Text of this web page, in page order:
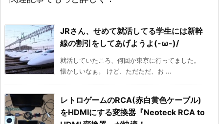
JRさん、せめて就活してる学生には新幹
線の割引をしてあげようよ(-ω-)/
就活していたころ、何回か東京に行ってました。
懐かしいなぁ。 けど、ただただ、お ...
レトロゲームのRCA(赤白黄色ケーブル)
をHDMIにする変換器『Neoteck RCA to